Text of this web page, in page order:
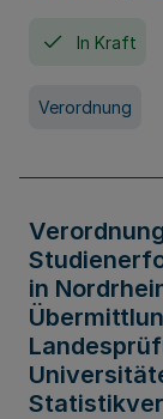
In Kraft
Verordnung
in